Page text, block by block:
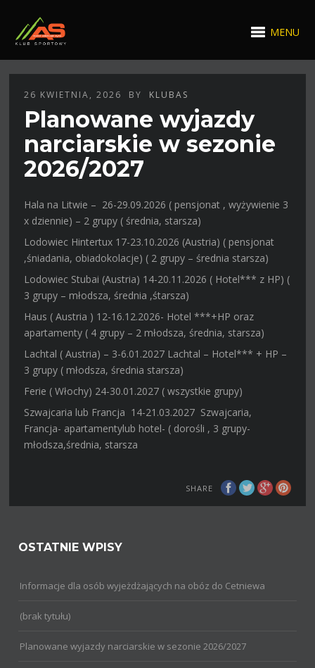
MENU
26 KWIETNIA, 2026 BY KLUBAS
Planowane wyjazdy
narciarskie w sezonie
2026/2027
Hala na Litwie – 26-29.09.2026 ( pensjonat , wyżywienie 3
x dziennie) – 2 grupy ( średnia, starsza)
Lodowiec Hintertux 17-23.10.2026 (Austria) ( pensjonat
,śniadania, obiadokolacje) ( 2 grupy – średnia starsza)
Lodowiec Stubai (Austria) 14-20.11.2026 ( Hotel*** z HP) (
3 grupy – młodsza, średnia ,śtarsza)
Haus ( Austria ) 12-16.12.2026- Hotel ***+HP oraz
apartamenty ( 4 grupy – 2 młodsza, średnia, starsza)
Lachtal ( Austria) – 3-6.01.2027 Lachtal – Hotel*** + HP –
3 grupy ( młodsza, średnia starsza)
Ferie ( Włochy) 24-30.01.2027 ( wszystkie grupy)
Szwajcaria lub Francja 14-21.03.2027 Szwajcaria,
Francja- apartamentylub hotel- ( dorośli , 3 grupy-
młodsza,średnia, starsza
SHARE
OSTATNIE WPISY
Informacje dla osób wyjeżdżających na obóz do Cetniewa
(brak tytułu)
Planowane wyjazdy narciarskie w sezonie 2026/2027